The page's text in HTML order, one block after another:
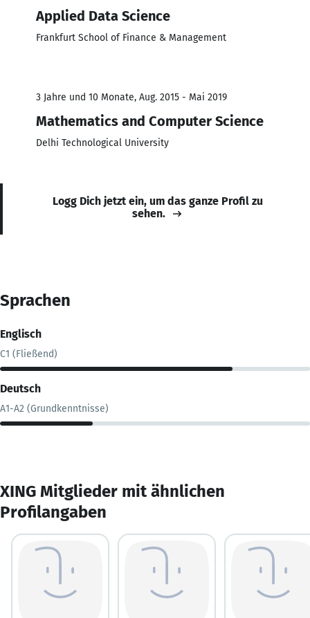
Applied Data Science
Frankfurt School of Finance & Management
3 Jahre und 10 Monate, Aug. 2015 - Mai 2019
Mathematics and Computer Science
Delhi Technological University
Logg Dich jetzt ein, um das ganze Profil zu
sehen.
Sprachen
Englisch
C1 (Fließend)
Deutsch
A1-A2 (Grundkenntnisse)
XING Mitglieder mit ähnlichen
Profilangaben